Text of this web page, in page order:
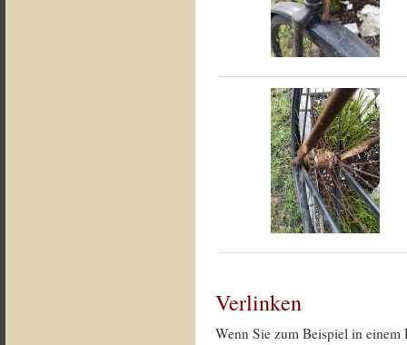
Verlinken
Wenn Sie zum Beispiel in